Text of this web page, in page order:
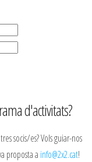
d'activitats?
socis/es? Vols guiar-nos
proposta a info@2x2.cat!